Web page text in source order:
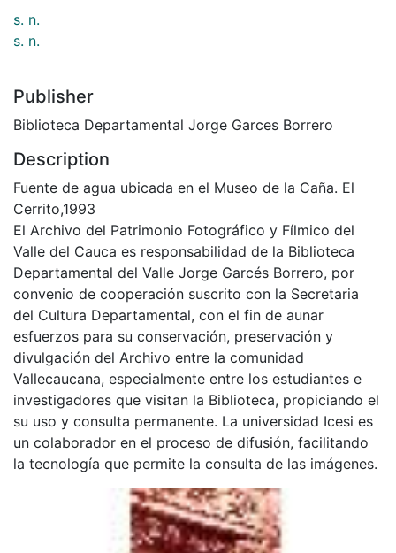
s. n.
s. n.
Publisher
Biblioteca Departamental Jorge Garces Borrero
Description
Fuente de agua ubicada en el Museo de la Caña. El
Cerrito,1993
El Archivo del Patrimonio Fotográfico y Fílmico del
Valle del Cauca es responsabilidad de la Biblioteca
Departamental del Valle Jorge Garcés Borrero, por
convenio de cooperación suscrito con la Secretaria
del Cultura Departamental, con el fin de aunar
esfuerzos para su conservación, preservación y
divulgación del Archivo entre la comunidad
Vallecaucana, especialmente entre los estudiantes e
investigadores que visitan la Biblioteca, propiciando el
su uso y consulta permanente. La universidad Icesi es
un colaborador en el proceso de difusión, facilitando
la tecnología que permite la consulta de las imágenes.